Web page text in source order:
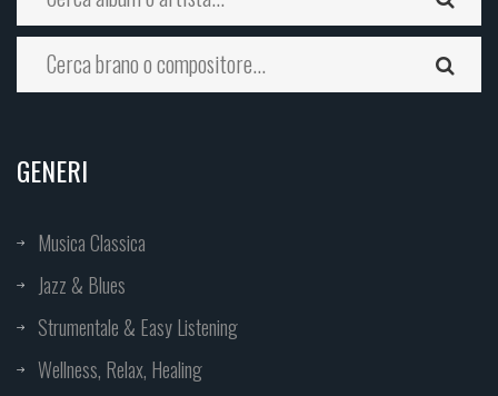
GENERI
Musica Classica
Jazz & Blues
Strumentale & Easy Listening
Wellness, Relax, Healing